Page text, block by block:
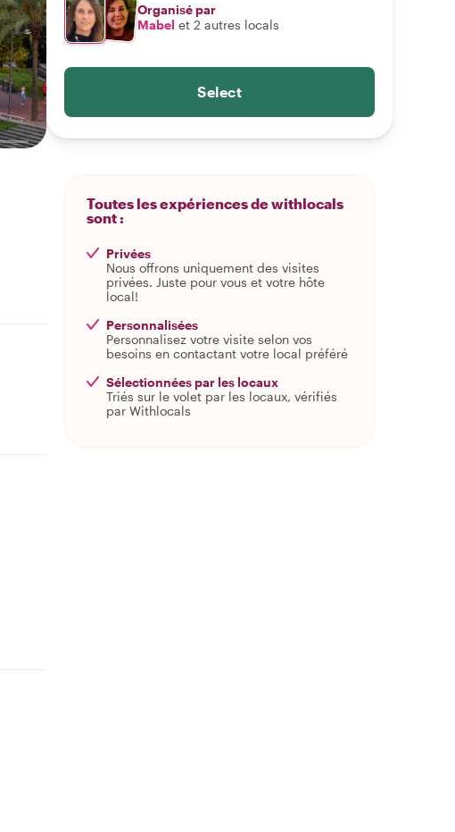
Organisé par
Mabel et 2 autres locals
Select
Toutes les expériences de withlocals
sont :
Privées
Nous offrons uniquement des visites
privées. Juste pour vous et votre hôte
local!
Personnalisées
Personnalisez votre visite selon vos
besoins en contactant votre local préféré
Sélectionnées par les locaux
Triés sur le volet par les locaux, vérifiés
par Withlocals